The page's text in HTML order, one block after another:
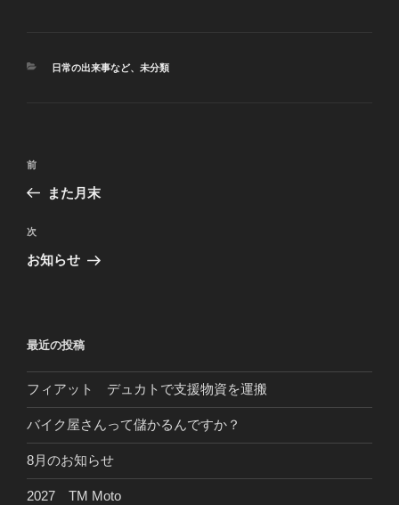
カ
日常の出来事など、 未分類
投
ビ
ゲ
ン
前
の
稿
前
また月末
次
の
次
お知らせ
最近の投稿
フィアット デュカトで支援物資を運搬
バイク屋さんって儲かるんですか？
8月のお知らせ
2027 TM Moto